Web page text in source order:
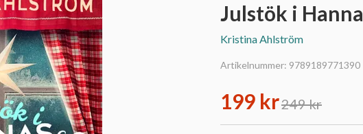
Julstök i
Kristina Ahlström
Artikelnummer: 9789189771390
199 kr249 kr